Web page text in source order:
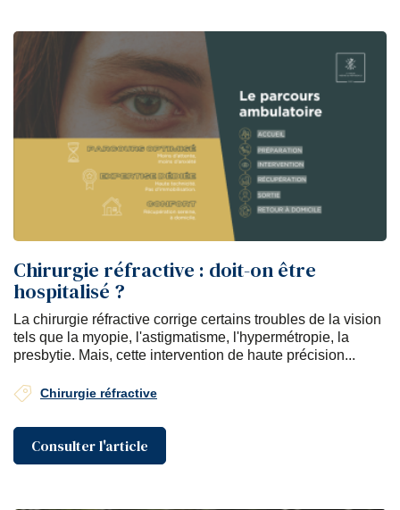
Chirurgie réfractive : doit-on être
hospitalisé ?
La chirurgie réfractive corrige certains troubles de la vision
tels que la myopie, l'astigmatisme, l'hypermétropie, la
presbytie. Mais, cette intervention de haute précision...
Chirurgie réfractive
Consulter l'article